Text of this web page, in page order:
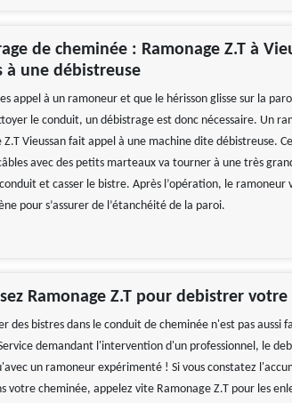
de cheminée : Ramonage Z.T à
à une débistreuse
appel à un ramoneur et que le hérisson glisse sur la
le conduit, un débistrage est donc nécessaire. Un
Z.T Vieussan fait appel à une machine dite débistreuse.
avec des petits marteaux va tourner à une très
et casser le bistre. Après l’opération, le ramoneur
pour s’assurer de l’étanchéité de la paroi.
Ramonage Z.T pour debistrer
des bistres dans le conduit de cheminée n'est pas aussi
demandant l'intervention d'un professionnel, le
un ramoneur expérimenté ! Si vous constatez
votre cheminée, appelez vite Ramonage Z.T pour les